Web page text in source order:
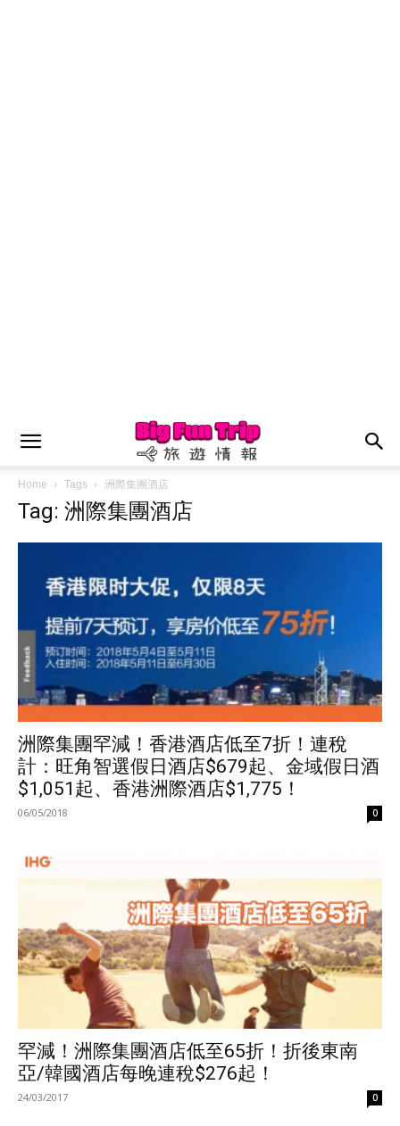
Home Tags 洲際集團酒店
Tag: 洲際集團酒店
洲際集團罕減！香港酒店低至7折！連稅
計：旺角智選假日酒店$679起、金域假日酒
$1,051起、香港洲際酒店$1,775！
06/05/2018 0
罕減！洲際集團酒店低至65折！折後東南
亞/韓國酒店每晚連稅$276起！
24/03/2017 0